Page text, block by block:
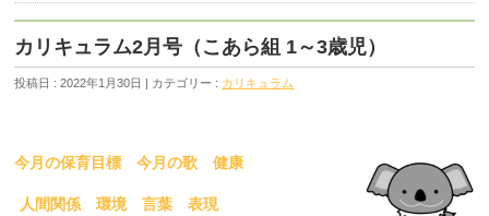
カリキュラム2月号（こあら組 1～3歳児）
投稿日 : 2022年1月30日 | カテゴリー : カリキュラム
今月の保育目標 今月の歌 健康
人間関係 環境 言葉 表現